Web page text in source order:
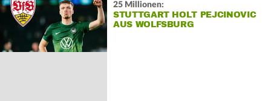
25 Millionen:
STUTTGART HOLT PEJCINOVIC
AUS WOLFSBURG